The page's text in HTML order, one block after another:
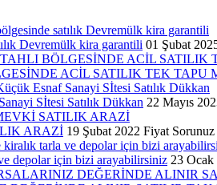
Devremülk kira garantili 01 Şubat
ACİL SATILIK TEK TAPU
Sİtesi Satılık Dükkan 22 Mayıs
ARAZİ 19 Şubat 2022 Fiyat Sorunuz
depolar için bizi arayabilirsiniz 23 Ocak